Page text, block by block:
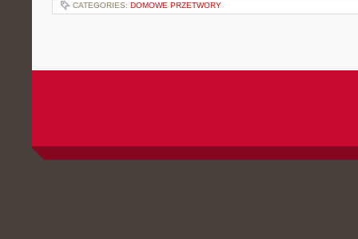
CATEGORIES: DOMOWE PRZETWORY